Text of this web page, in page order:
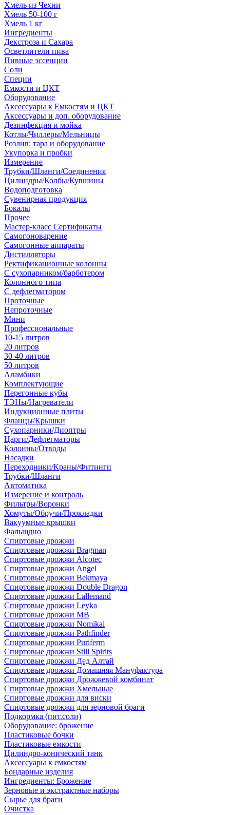
Хмель из Чехии
Хмель 50-100 г
Хмель 1 кг
Ингредиенты
Декстроза и Сахара
Осветлители пива
Пивные эссенции
Соли
Специи
Емкости и ЦКТ
Оборудование
Аксессуары к Емкостям и ЦКТ
Аксессуары и доп. оборудование
Дезинфекция и мойка
Котлы/Чиллеры/Мельницы
Розлив: тара и оборудование
Укупорка и пробки
Измерение
Трубки/Шланги/Соединения
Цилиндры/Колбы/Кувшины
Водоподготовка
Сувенирная продукция
Бокалы
Прочее
Мастер-класс Сертификаты
Самогоноварение
Самогонные аппараты
Дистилляторы
Ректификационные колонны
С сухопарником/барботером
Колонного типа
С дефлегматором
Проточные
Непроточные
Мини
Профессиональные
10-15 литров
20 литров
30-40 литров
50 литров
Аламбики
Комплектующие
Перегонные кубы
ТЭНы/Нагреватели
Индукционные плиты
Фланцы/Крышки
Сухопарники/Диоптры
Царги/Дефлегматоры
Колонны/Отводы
Насадки
Переходники/Краны/Фитинги
Трубки/Шланги
Автоматика
Измерение и контроль
Фильтры/Воронки
Хомуты/Обручи/Прокладки
Вакуумные крышки
Фальшдно
Спиртовые дрожжи
Спиртовые дрожжи Bragman
Спиртовые дрожжи Alcotec
Спиртовые дрожжи Angel
Спиртовые дрожжи Bekmaya
Спиртовые дрожжи Double Dragon
Спиртовые дрожжи Lallemand
Спиртовые дрожжи Leyka
Спиртовые дрожжи MB
Спиртовые дрожжи Nomikai
Спиртовые дрожжи Pathfinder
Спиртовые дрожжи Puriferm
Спиртовые дрожжи Still Spirits
Спиртовые дрожжи Дед Алтай
Спиртовые дрожжи Домашняя Мануфактура
Спиртовые дрожжи Дрожжевой комбинат
Спиртовые дрожжи Хмельные
Спиртовые дрожжи для виски
Спиртовые дрожжи для зерновой браги
Подкормка (пит.соли)
Оборудование: брожение
Пластиковые бочки
Пластиковые емкости
Цилиндро-конический танк
Аксессуары к емкостям
Бондарные изделия
Ингредиенты: Брожение
Зерновые и экстрактные наборы
Сырье для браги
Очистка